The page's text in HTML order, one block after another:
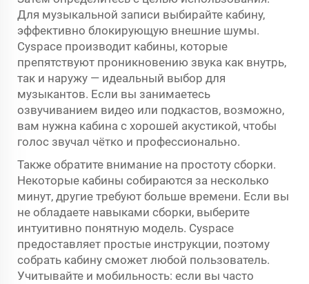
Для музыкальной записи выбирайте кабину,
эффективно блокирующую внешние шумы.
Cyspace производит кабины, которые
препятствуют проникновению звука как внутрь,
так и наружу — идеальный выбор для
музыкантов. Если вы занимаетесь
озвучиванием видео или подкастов, возможно,
вам нужна кабина с хорошей акустикой, чтобы
голос звучал чётко и профессионально.
Также обратите внимание на простоту сборки.
Некоторые кабины собираются за несколько
минут, другие требуют больше времени. Если вы
не обладаете навыками сборки, выберите
интуитивно понятную модель. Cyspace
предоставляет простые инструкции, поэтому
собрать кабину сможет любой пользователь.
Учитывайте и мобильность: если вы часто